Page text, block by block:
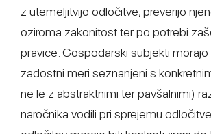
z utemeljitvijo odločitve, preverijo
oziroma zakonitost ter po potrebi
pravice. Gospodarski subjekti
zadostni meri seznanjeni s
ne le z abstraktnimi ter pavšalnimi)
naročnika vodili pri sprejemu